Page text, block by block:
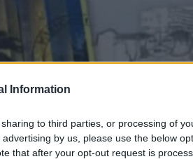
Information
to third parties, or processing of
by us, please use the below
that after your opt-out request is